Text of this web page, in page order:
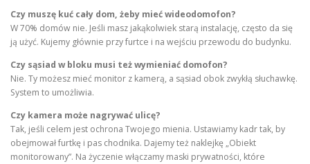
Czy muszę kuć cały dom, żeby mieć wideodomofon?
W 70% domów nie. Jeśli masz jakąkolwiek starą instalację, często da się
ją użyć. Kujemy głównie przy furtce i na wejściu przewodu do budynku.
Czy sąsiad w bloku musi też wymieniać domofon?
Nie. Ty możesz mieć monitor z kamerą, a sąsiad obok zwykłą słuchawkę.
System to umożliwia.
Czy kamera może nagrywać ulicę?
Tak, jeśli celem jest ochrona Twojego mienia. Ustawiamy kadr tak, by
obejmował furtkę i pas chodnika. Dajemy też naklejkę „Obiekt
monitorowany”. Na życzenie włączamy maski prywatności, które